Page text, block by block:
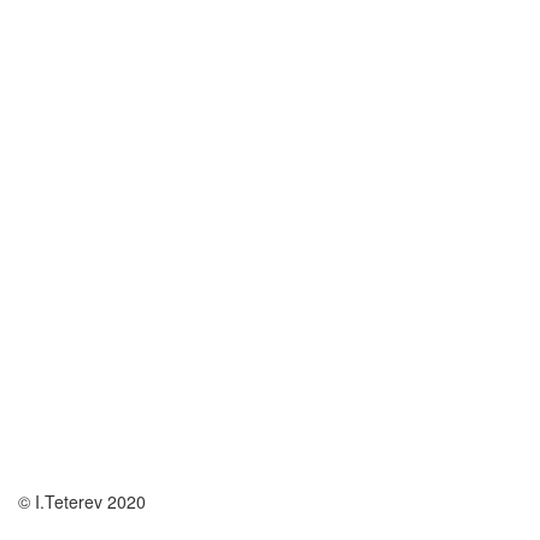
© I.Teterev 2020